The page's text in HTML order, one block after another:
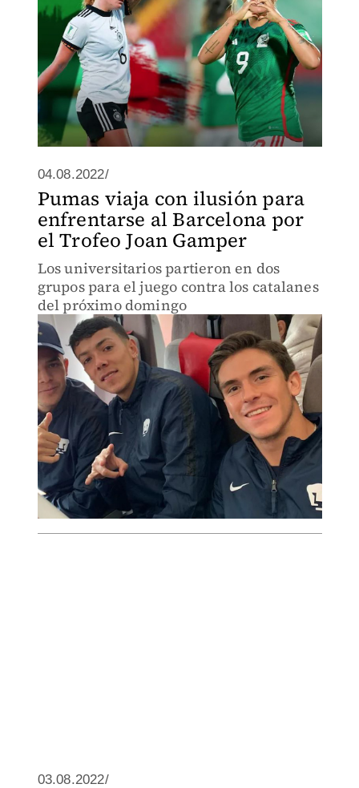
04.08.2022/
Pumas viaja con ilusión para
enfrentarse al Barcelona por
el Trofeo Joan Gamper
Los universitarios partieron en dos
grupos para el juego contra los catalanes
del próximo domingo
03.08.2022/